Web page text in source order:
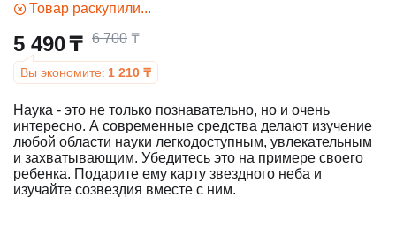
Товар раскупили...
5 490₸ 6 700 ₸
Вы экономите: 1 210 ₸
Наука - это не только познавательно, но и очень
интересно. А современные средства делают изучение
любой области науки легкодоступным, увлекательным
и захватывающим. Убедитесь это на примере своего
ребенка. Подарите ему карту звездного неба и
изучайте созвездия вместе с ним.